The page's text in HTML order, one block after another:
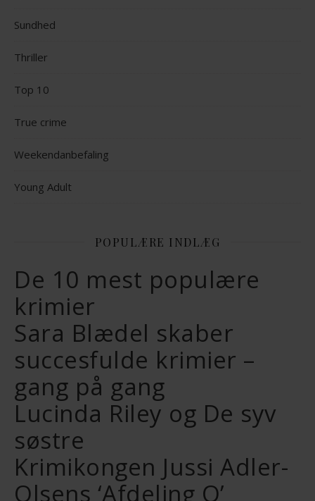
Sundhed
Thriller
Top 10
True crime
Weekendanbefaling
Young Adult
POPULÆRE INDLÆG
De 10 mest populære
krimier
Sara Blædel skaber
succesfulde krimier –
gang på gang
Lucinda Riley og De syv
søstre
Krimikongen Jussi Adler-
Olsens ‘Afdeling Q’